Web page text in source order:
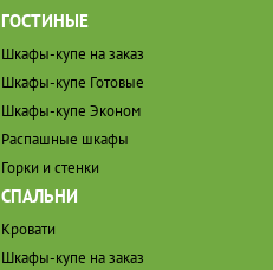
ГОСТИНЫЕ
Шкафы-купе на заказ
Шкафы-купе Готовые
Шкафы-купе Эконом
Распашные шкафы
Горки и стенки
СПАЛЬНИ
Кровати
Шкафы-купе на заказ